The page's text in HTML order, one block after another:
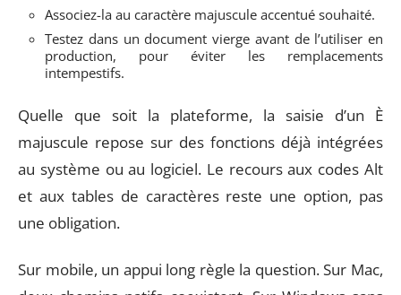
Associez-la au caractère majuscule accentué souhaité.
Testez dans un document vierge avant de l’utiliser en
production, pour éviter les remplacements
intempestifs.
Quelle que soit la plateforme, la saisie d’un È
majuscule repose sur des fonctions déjà intégrées
au système ou au logiciel. Le recours aux codes Alt
et aux tables de caractères reste une option, pas
une obligation.
Sur mobile, un appui long règle la question. Sur Mac,